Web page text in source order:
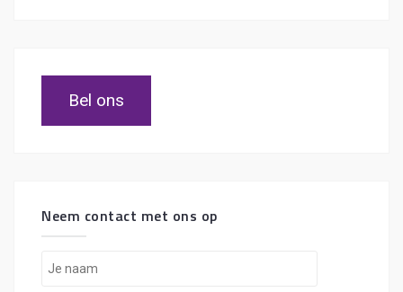
Bel ons
Neem contact met ons op